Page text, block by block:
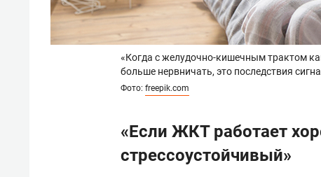
«Когда с желудочно-кишечным трактом
больше нервничать, это последствия
Фото: freepik.com
«Если ЖКТ работает
стрессоустойчивый»